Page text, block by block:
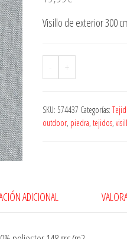
Visillo de exterior 300
- +
SKU: 574437 Categorías:
outdoor, piedra, tejidos,
ADICIONAL